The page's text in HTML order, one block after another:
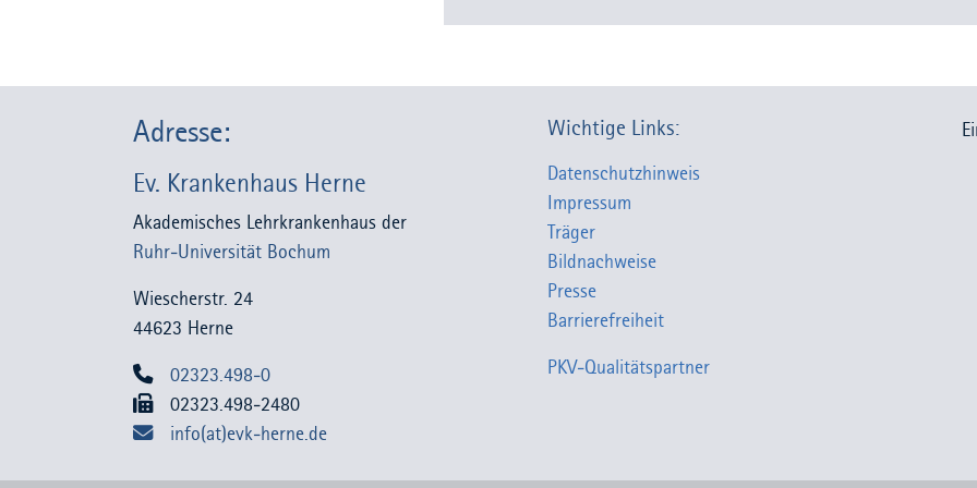
Adresse:
Ev. Krankenhaus Herne
Akademisches Lehrkrankenhaus der
Ruhr-Universität Bochum
Wiescherstr. 24
44623 Herne
02323.498-0
02323.498-2480
info(at)evk-herne.de
Wichtige Links:
Datenschutzhinweis
Impressum
Träger
Bildnachweise
Presse
Barrierefreiheit
PKV-Qualitätspartner